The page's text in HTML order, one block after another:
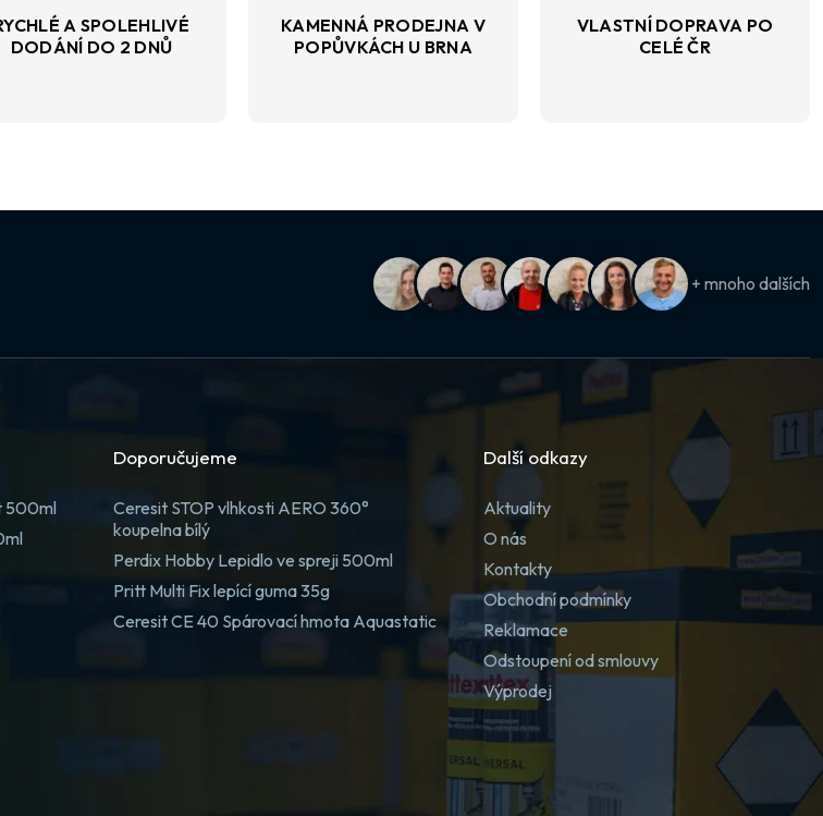
A SPOLEHLIVÉ
DODÁNÍ DO 2 DNŮ
KAMENNÁ PRODEJNA V
POPŮVKÁCH U BRNA
VLASTNÍ DOPRAVA PO
CELÉ ČR
+ mnoho dalších
500ml
Doporučujeme
Ceresit STOP vlhkosti AERO 360°
koupelna bílý
Perdix Hobby Lepidlo ve spreji 500ml
Pritt Multi Fix lepící guma 35g
Ceresit CE 40 Spárovací hmota Aquastatic
Další odkazy
Aktuality
O nás
Kontakty
Obchodní podmínky
Reklamace
Odstoupení od smlouvy
Výprodej